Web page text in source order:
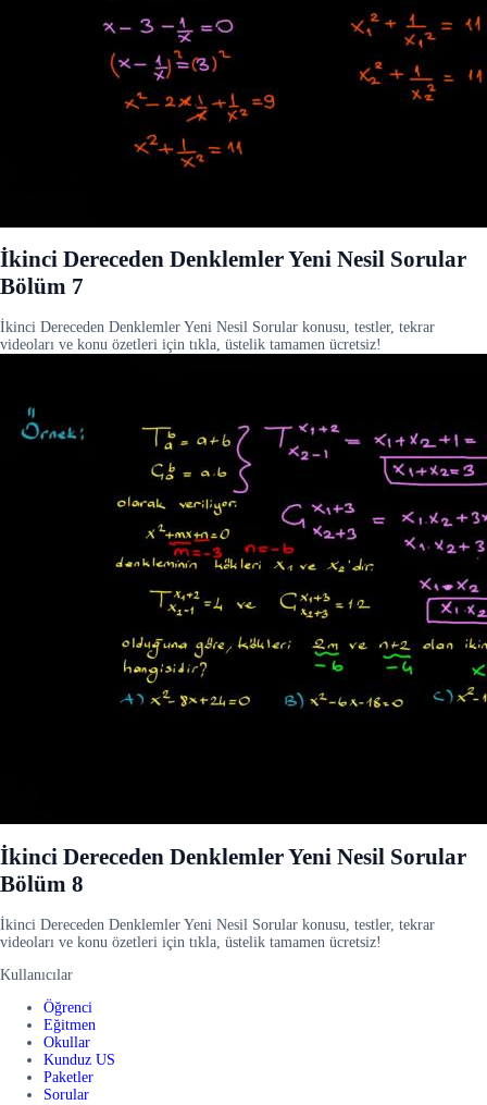
İkinci Dereceden Denklemler Yeni Nesil Sorular
Bölüm 7
İkinci Dereceden Denklemler Yeni Nesil Sorular konusu, testler, tekrar
videoları ve konu özetleri için tıkla, üstelik tamamen ücretsiz!
İkinci Dereceden Denklemler Yeni Nesil Sorular
Bölüm 8
İkinci Dereceden Denklemler Yeni Nesil Sorular konusu, testler, tekrar
videoları ve konu özetleri için tıkla, üstelik tamamen ücretsiz!
Kullanıcılar
Öğrenci
Eğitmen
Okullar
Kunduz US
Paketler
Sorular